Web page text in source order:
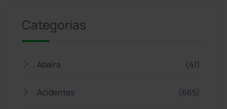
Categorias
Abaíra (41)
Acidentes (665)